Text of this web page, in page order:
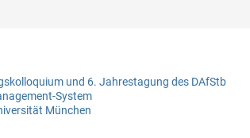
und 6. Jahrestagung des DAfStb
System
München